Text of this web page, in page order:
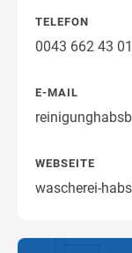
TELEFON
0043 662 43
E-MAIL
WEBSEITE
wascherei-